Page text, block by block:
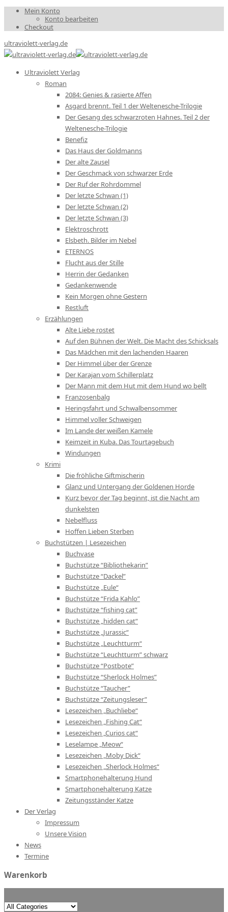
Mein Konto
Konto bearbeiten
Checkout
ultraviolett-verlag.de
Ultraviolett Verlag
Roman
2084: Genies & rasierte Affen
Asgard brennt. Teil 1 der Weltenesche-Trilogie
Der Gesang des schwarzroten Hahnes. Teil 2 der
Weltenesche-Trilogie
Benefiz
Das Haus der Goldmanns
Der alte Zausel
Der Geschmack von schwarzer Erde
Der Ruf der Rohrdommel
Der letzte Schwan (1)
Der letzte Schwan (2)
Der letzte Schwan (3)
Elektroschrott
Elsbeth. Bilder im Nebel
ETERNOS
Flucht aus der Stille
Herrin der Gedanken
Gedankenwende
Kein Morgen ohne Gestern
Restluft
Erzählungen
Alte Liebe rostet
Auf den Bühnen der Welt. Die Macht des Schicksals
Das Mädchen mit den lachenden Haaren
Der Himmel über der Grenze
Der Karajan vom Schillerplatz
Der Mann mit dem Hut mit dem Hund wo bellt
Franzosenbalg
Heringsfahrt und Schwalbensommer
Himmel voller Schweigen
Im Lande der weißen Kamele
Keimzeit in Kuba. Das Tourtagebuch
Windungen
Krimi
Die fröhliche Giftmischerin
Glanz und Untergang der Goldenen Horde
Kurz bevor der Tag beginnt, ist die Nacht am
dunkelsten
Nebelfluss
Hoffen Lieben Sterben
Buchstützen | Lesezeichen
Buchvase
Buchstütze “Bibliothekarin”
Buchstütze “Dackel”
Buchstütze „Eule“
Buchstütze “Frida Kahlo”
Buchstütze “fishing cat”
Buchstütze „hidden cat“
Buchstütze „Jurassic“
Buchstütze „Leuchtturm“
Buchstütze “Leuchtturm” schwarz
Buchstütze “Postbote”
Buchstütze “Sherlock Holmes”
Buchstütze “Taucher”
Buchstütze “Zeitungsleser”
Lesezeichen „Buchliebe“
Lesezeichen „Fishing Cat“
Lesezeichen „Curios cat“
Leselampe „Meow“
Lesezeichen „Moby Dick“
Lesezeichen „Sherlock Holmes“
Smartphonehalterung Hund
Smartphonehalterung Katze
Zeitungsständer Katze
Der Verlag
Impressum
Unsere Vision
News
Termine
Warenkorb
Search